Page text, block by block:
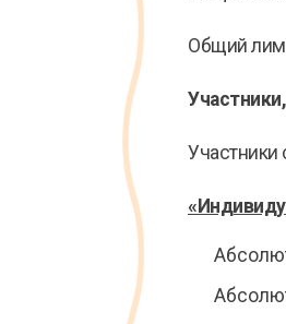
Общий
Участники